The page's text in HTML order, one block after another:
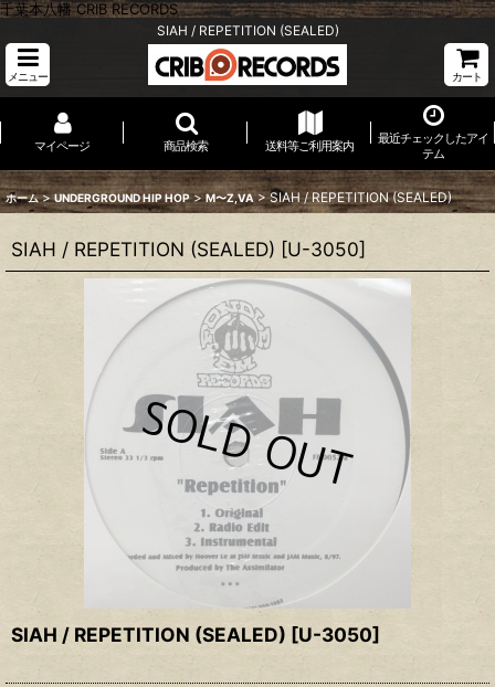
千葉本八幡 CRIB RECORDS
SIAH / REPETITION (SEALED)
メニュー カート
マイページ 商品検索 送料等ご利用案内
最近チェックしたアイ
テム
ホーム > UNDERGROUND HIP HOP > M〜Z,VA > SIAH / REPETITION (SEALED)
SIAH / REPETITION (SEALED) [U-3050]
SIAH / REPETITION (SEALED) [U-3050]